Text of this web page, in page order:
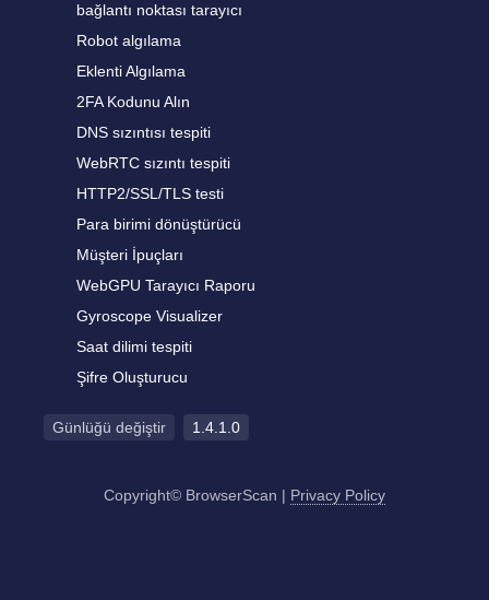
bağlantı noktası tarayıcı
Robot algılama
Eklenti Algılama
2FA Kodunu Alın
DNS sızıntısı tespiti
WebRTC sızıntı tespiti
HTTP2/SSL/TLS testi
Para birimi dönüştürücü
Müşteri İpuçları
WebGPU Tarayıcı Raporu
Gyroscope Visualizer
Saat dilimi tespiti
Şifre Oluşturucu
Günlüğü değiştir 1.4.1.0
Copyright© BrowserScan | Privacy Policy